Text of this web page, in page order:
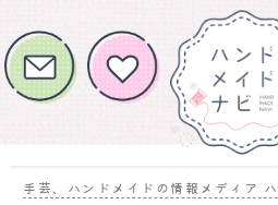
手芸、ハンドメイドの情報メディア